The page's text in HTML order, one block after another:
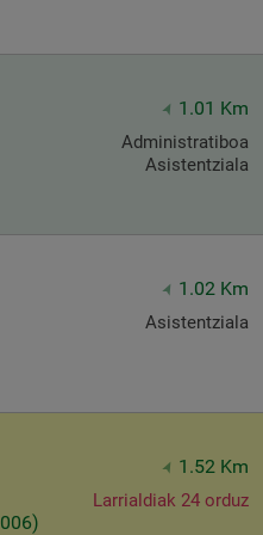
1.01 Km
Administratiboa
Asistentziala
1.02 Km
Asistentziala
1.52 Km
Larrialdiak 24 orduz